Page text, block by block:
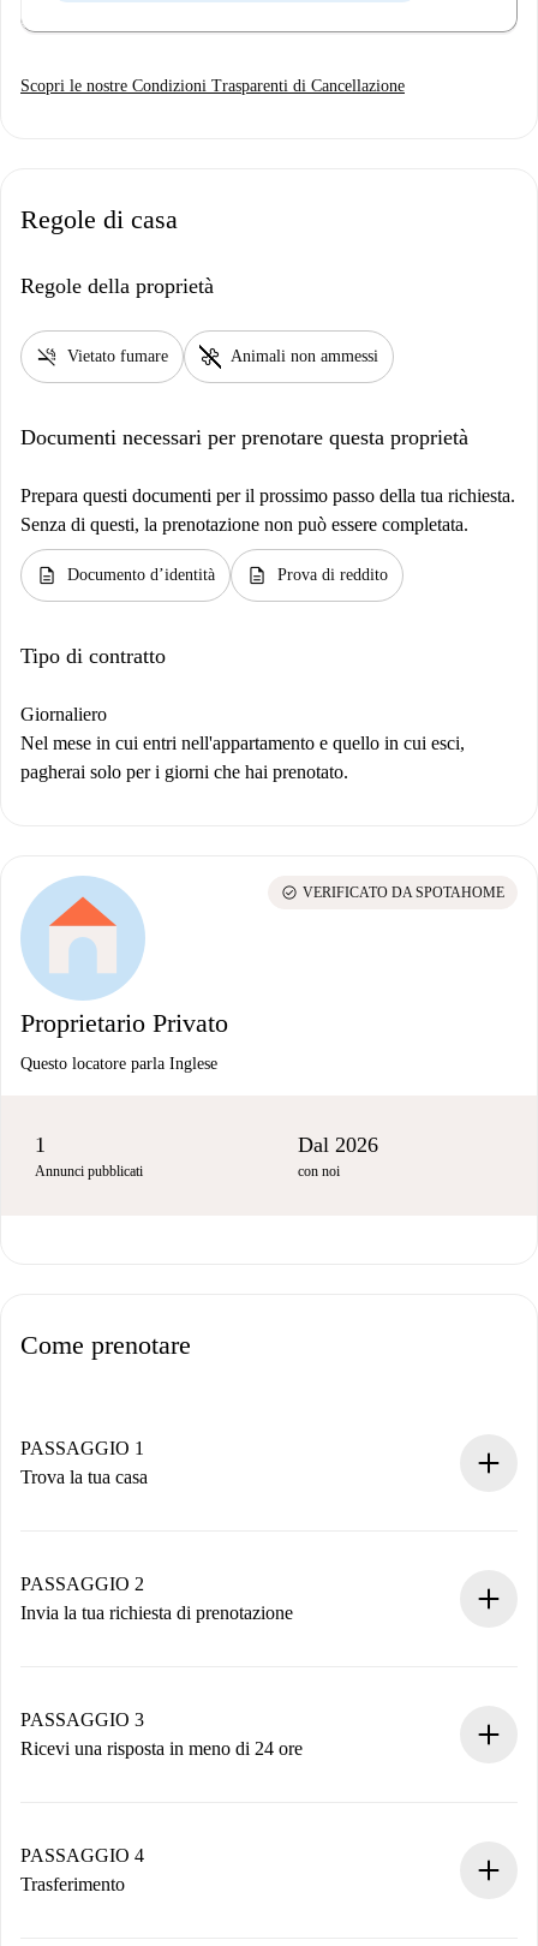
Scopri le nostre Condizioni Trasparenti di Cancellazione
Regole di casa
Regole della proprietà
smoke_free Vietato fumare pet_supplies Animali non ammessi
Documenti necessari per prenotare questa proprietà
Prepara questi documenti per il prossimo passo della tua richiesta.
Senza di questi, la prenotazione non può essere completata.
description Documento d’identità description Prova di reddito
Tipo di contratto
Giornaliero
Nel mese in cui entri nell'appartamento e quello in cui esci,
pagherai solo per i giorni che hai prenotato.
Proprietario Privato
Questo locatore parla Inglese
check_circle VERIFICATO DA SPOTAHOME
1
Annunci pubblicati
Dal 2026
con noi
Come prenotare
PASSAGGIO 1
Trova la tua casa
Hai tutte le informazioni necessarie in anticipo.
PASSAGGIO 2
Invia la tua richiesta di prenotazione
non accetta.
PASSAGGIO 3
Ricevi una risposta in meno di 24 ore
contatto con il proprietario.
Se rifiutata: non ti addebiteremo nulla e ti proporremo
PASSAGGIO 4
Trasferimento